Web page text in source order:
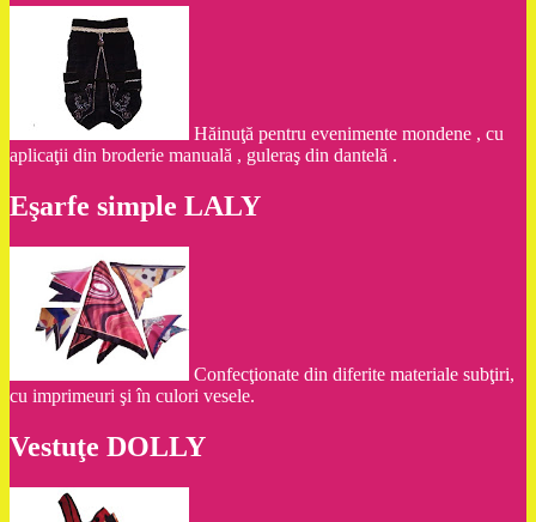
Hăinuţă pentru evenimente mondene , cu
aplicaţii din broderie manuală , guleraş din dantelă .
Eşarfe simple LALY
Confecţionate din diferite materiale subţiri,
cu imprimeuri şi în culori vesele.
Vestuţe DOLLY